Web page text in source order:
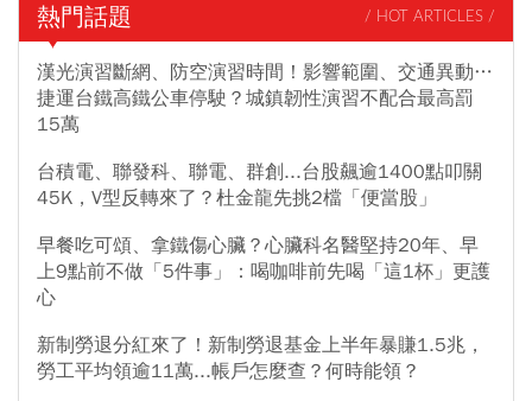
熱門話題 / HOT ARTICLES /
漢光演習斷網、防空演習時間！影響範圍、交通異動…
捷運台鐵高鐵公車停駛？城鎮韌性演習不配合最高罰
15萬
台積電、聯發科、聯電、群創...台股飆逾1400點叩關
45K，V型反轉來了？杜金龍先挑2檔「便當股」
早餐吃可頌、拿鐵傷心臟？心臟科名醫堅持20年、早
上9點前不做「5件事」：喝咖啡前先喝「這1杯」更護
心
新制勞退分紅來了！新制勞退基金上半年暴賺1.5兆，
勞工平均領逾11萬...帳戶怎麼查？何時能領？